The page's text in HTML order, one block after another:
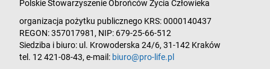
Polskie Stowarzyszenie Obrońców Życia Człowieka
organizacja pożytku publicznego KRS: 0000140437
REGON: 357017981, NIP: 679-25-66-512
Siedziba i biuro: ul. Krowoderska 24/6, 31-142 Kraków
tel. 12 421-08-43, e‑mail: biuro@pro-life.pl